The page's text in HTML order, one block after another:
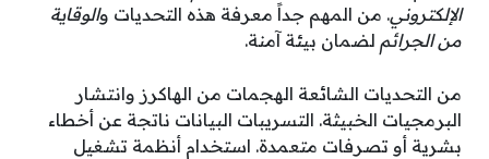
الإلكتروني. من المهم جداً معرفة هذه التحديات والوقاية
من الجرائم لضمان بيئة آمنة.
من التحديات الشائعة الهجمات من الهاكرز وانتشار
البرمجيات الخبيثة. التسريبات البيانات ناتجة عن أخطاء
بشرية أو تصرفات متعمدة. استخدام أنظمة تشغيل